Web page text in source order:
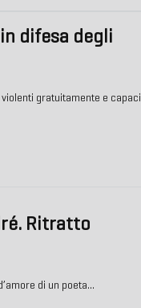
difesa degli
gratuitamente e capaci
Ritratto
di un poeta…